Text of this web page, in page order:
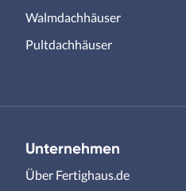
Walmdachhäuser
Pultdachhäuser
Unternehmen
Über Fertighaus.de